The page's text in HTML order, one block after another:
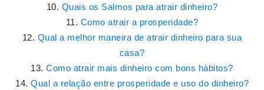
Quais os Salmos para atrair dinheiro?
Como atrair a prosperidade?
Qual a melhor maneira de atrair dinheiro para sua
casa?
Como atrair mais dinheiro com bons hábitos?
Qual a relação entre prosperidade e uso do dinheiro?